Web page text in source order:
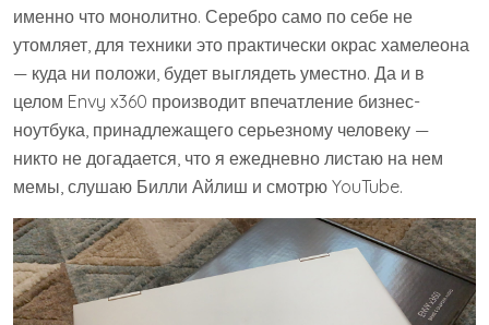
именно что монолитно. Серебро само по себе не
утомляет, для техники это практически окрас хамелеона
— куда ни положи, будет выглядеть уместно. Да и в
целом Envy x360 производит впечатление бизнес-
ноутбука, принадлежащего серьезному человеку —
никто не догадается, что я ежедневно листаю на нем
мемы, слушаю Билли Айлиш и смотрю YouTube.